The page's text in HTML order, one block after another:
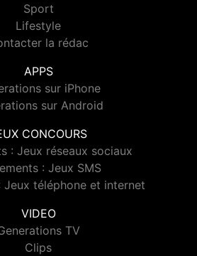
Sport
Lifestyle
la rédac
APPS
sur iPhone
sur Android
CONCOURS
: Jeux réseaux sociaux
: Jeux SMS
Jeux téléphone et internet
VIDEO
TV
Clips